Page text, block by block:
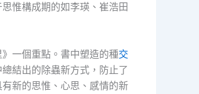
惟構成期的如李瑛、崔浩田
一個重點。書中塑造的種交
結出的除蟲新方式，防止了
新的思惟、心思、感情的新